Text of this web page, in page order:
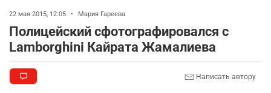
22 мая 2015, 12:05 • Мария Гареева
Полицейский сфотографировался с
Lamborghini Кайрата Жамалиева
Написать автору